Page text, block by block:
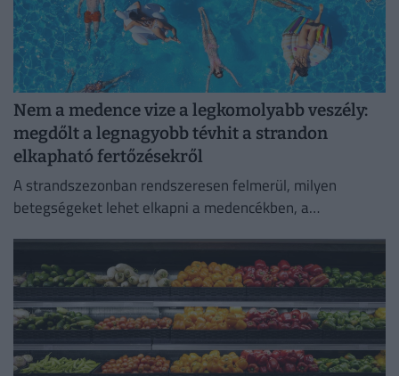
Nem a medence vize a legkomolyabb veszély:
megdőlt a legnagyobb tévhit a strandon
elkapható fertőzésekről
A strandszezonban rendszeresen felmerül, milyen
betegségeket lehet elkapni a medencékben, a